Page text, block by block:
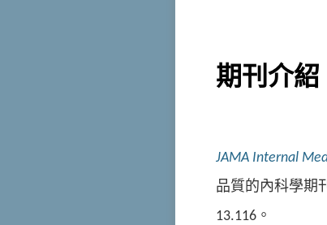
期刊介紹
JAMA Internal
品質的內科學期
13.116。